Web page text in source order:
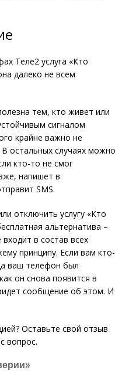
Теле2 услуга «Кто
далеко не всем
тем, кто живет или
сигналом
крайне важно не
остальных случаях можно
кто-то не смог
напишет в
SMS.
отключить услугу «Кто
альтернатива –
в состав всех
принципу. Если вам кто-
ваш телефон был
он снова появится в
сообщение об этом. И
Оставьте свой отзыв
вопрос.